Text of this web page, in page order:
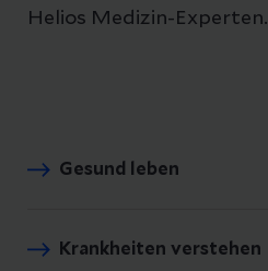
Helios Medizin-Experten.
Gesund leben
Krankheiten verstehen